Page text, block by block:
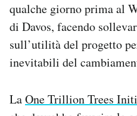
qualche giorno prima al
di Davos, facendo
sull’utilità del progetto
inevitabili del
LaOne Trillion Trees